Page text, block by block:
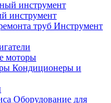
инструмент
Инструмент
моторы
Кондиционеры и
Оборудование для